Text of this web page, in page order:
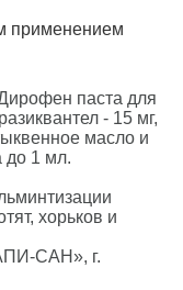
применением
паста для
- 15 мг,
масло и
до 1 мл.
хорьков и
САН», г.